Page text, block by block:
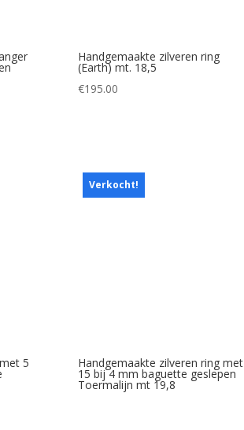
Handgemaakte zilveren ring
(Earth) mt. 18,5
€195.00
5
Verkocht!
Handgemaakte zilveren ring met
15 bij 4 mm baguette geslepen
Toermalijn mt 19,8